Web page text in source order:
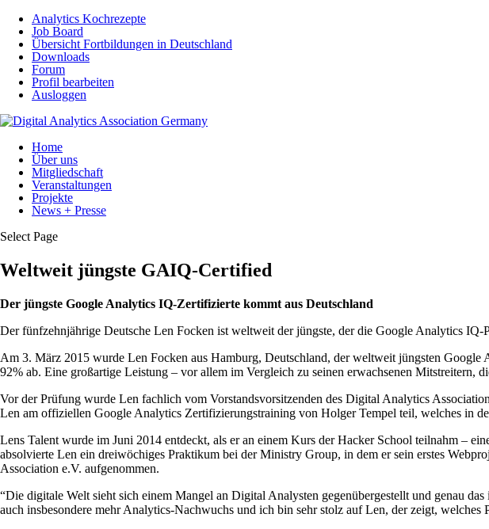
Analytics Kochrezepte
Job Board
Übersicht Fortbildungen in Deutschland
Downloads
Forum
Profil bearbeiten
Ausloggen
Home
Über uns
Mitgliedschaft
Veranstaltungen
Projekte
News + Presse
Select Page
Weltweit jüngste GAIQ-Certified
Der jüngste Google Analytics IQ-Zertifizierte kommt aus Deutschland
Der fünfzehnjährige Deutsche Len Focken ist weltweit der jüngste, der die Google Analytics IQ-
Am 3. März 2015 wurde Len Focken aus Hamburg, Deutschland, der weltweit jüngsten
92% ab. Eine großartige Leistung – vor allem im Vergleich zu seinen erwachsenen Mitstreitern,
Vor der Prüfung wurde Len fachlich vom Vorstandsvorsitzenden des Digital Analytics
Len am offiziellen Google Analytics Zertifizierungstraining von Holger Tempel teil, welches in
Lens Talent wurde im Juni 2014 entdeckt, als er an einem Kurs der Hacker School teilnahm –
absolvierte Len ein dreiwöchiges Praktikum bei der Ministry Group, in dem er sein erstes
Association e.V. aufgenommen.
“Die digitale Welt sieht sich einem Mangel an Digital Analysten gegenübergestellt und genau
auch insbesondere mehr Analytics-Nachwuchs und ich bin sehr stolz auf Len, der zeigt, welches